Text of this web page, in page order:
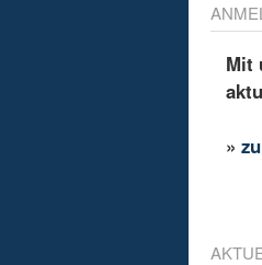
Mit
»